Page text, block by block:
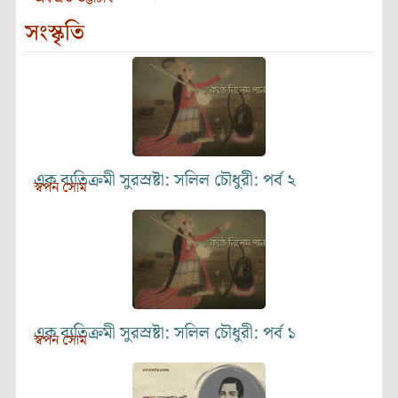
সংস্কৃতি
এক ব্যতিক্রমী সুরস্রষ্টা: সলিল চৌধুরী: পর্ব ২
স্বপন সোম
এক ব্যতিক্রমী সুরস্রষ্টা: সলিল চৌধুরী: পর্ব ১
স্বপন সোম